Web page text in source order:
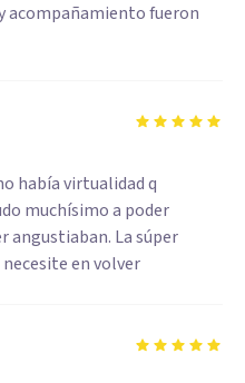
acompañamiento fueron
había virtualidad q
muchísimo a poder
angustiaban. La súper
necesite en volver